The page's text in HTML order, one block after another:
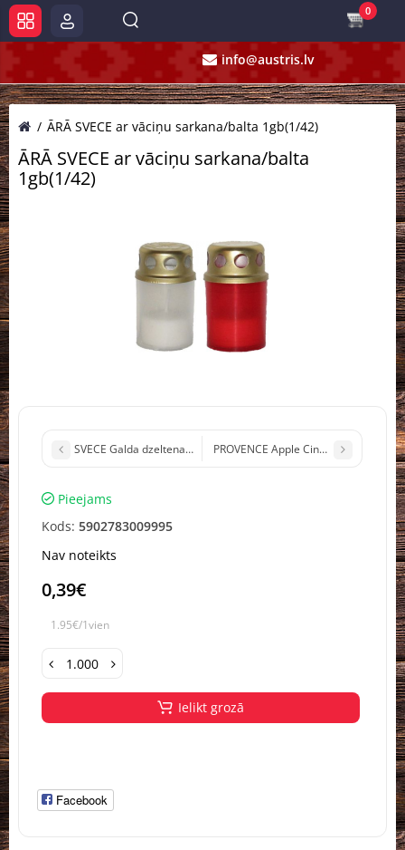
info@austris.lv
0
ĀRĀ SVECE ar vāciņu sarkana/balta 1gb(1/42)
ĀRĀ SVECE ar vāciņu sarkana/balta
1gb(1/42)
SVECE Galda dzeltena 24,5cm 7,5h Bolsius 1gb (1/30)
PROVENCE Apple Cinnamon
Pieejams
Kods: 5902783009995
Nav noteikts
0,39€
1.95€/1vien
Ielikt grozā
Facebook